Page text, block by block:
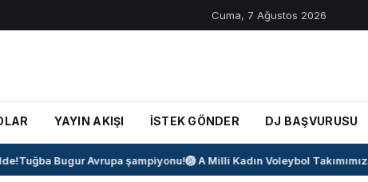
Cuma, 7 Ağustos 2026
YAYIN AKIŞI İSTEK GÖNDER DJ BAŞVURUSU
Tuğba Bugur Avrupa şampiyonu!🏐 A Milli Kadın Voleybol Takımımız